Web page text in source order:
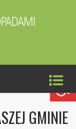
Open toolbar
GMINIE